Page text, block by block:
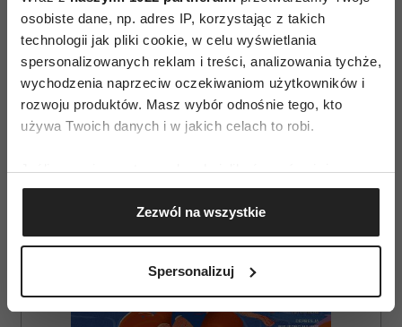
osobiste dane, np. adres IP, korzystając z takich
technologii jak pliki cookie, w celu wyświetlania
spersonalizowanych reklam i treści, analizowania tychże,
wychodzenia naprzeciw oczekiwaniom użytkowników i
rozwoju produktów. Masz wybór odnośnie tego, kto
używa Twoich danych i w jakich celach to robi.
Jeśli wyrazisz na to zgodę, chcielibyśmy również:
Gromadzić dane dotyczące Twojej lokalizacji
geograficznej z dokładnością nawet do kilku metrów
Identyfikować Twoje urządzenie, aktywnie
(fingerprinting, czyli wirtualny odcisk palca)
Zezwól na wszystkie
Spersonalizuj
AUTOPROMOCJA